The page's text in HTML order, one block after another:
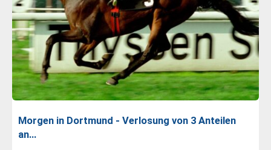
Morgen in Dortmund - Verlosung von 3 Anteilen
an…